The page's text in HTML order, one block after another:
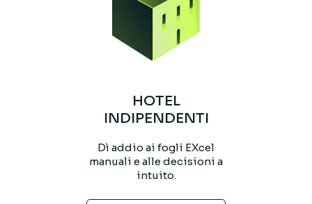
HOTEL
INDIPENDENTI
Dì addio ai fogli EXcel
manuali e alle decisioni a
intuito.